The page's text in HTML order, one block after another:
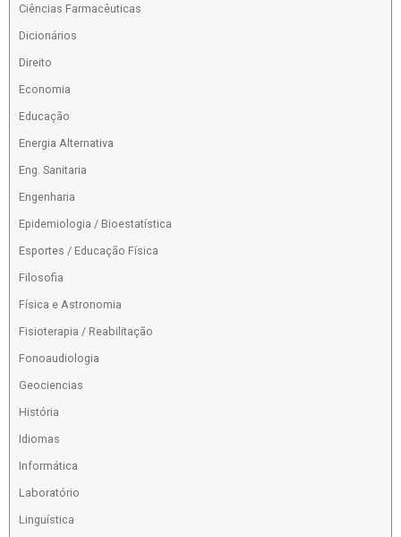
Ciências Farmacêuticas
Dicionários
Direito
Economia
Educação
Energia Alternativa
Eng. Sanitaria
Engenharia
Epidemiologia / Bioestatística
Esportes / Educação Física
Filosofia
Física e Astronomia
Fisioterapia / Reabilitação
Fonoaudiologia
Geociencias
História
Idiomas
Informática
Laboratório
Linguística